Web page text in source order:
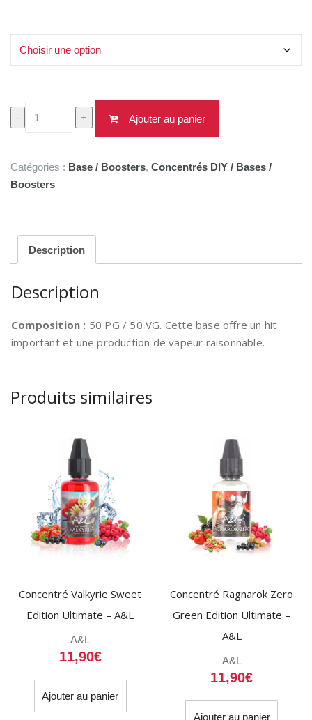
-
quantité
de
e-
liquide
0.5/1
+ Ajouter au panier
Catégories : Base / Boosters, Concentrés DIY / Bases /
Boosters
Description
Description
Composition : 50 PG / 50 VG. Cette base offre un hit
important et une production de vapeur raisonnable.
Produits similaires
Concentré Valkyrie Sweet
Edition Ultimate – A&L
A&L
11,90€
Ajouter au panier
Concentré Ragnarok Zero
Green Edition Ultimate –
A&L
A&L
11,90€
Ajouter au panier